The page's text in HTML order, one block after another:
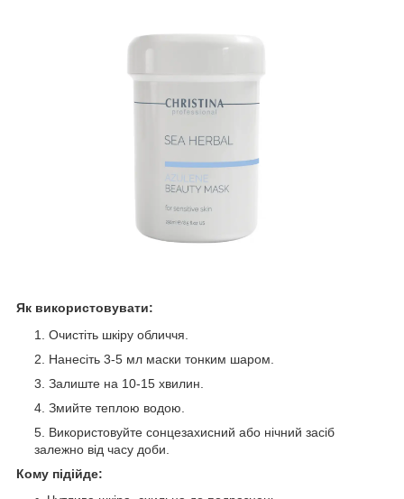
Як використовувати:
Очистіть шкіру обличчя.
Нанесіть 3-5 мл маски тонким шаром.
Залиште на 10-15 хвилин.
Змийте теплою водою.
Використовуйте сонцезахисний або нічний засіб
залежно від часу доби.
Кому підійде: